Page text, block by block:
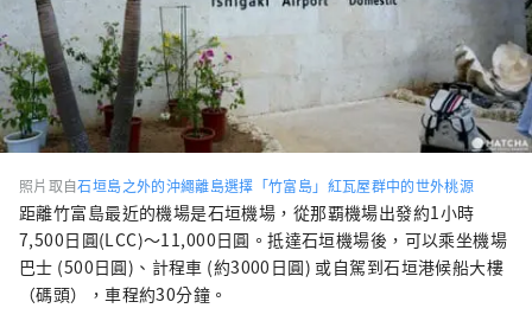
照片取自石垣島之外的沖繩離島選擇「竹富島」紅瓦屋群中的世外桃源
距離竹富島最近的機場是石垣機場，從那覇機場出發約1小時
7,500日圓(LCC)～11,000日圓。抵達石垣機場後，可以乘坐機場
巴士 (500日圓)、計程車 (約3000日圓) 或自駕到石垣港候船大樓
（碼頭），車程約30分鐘。